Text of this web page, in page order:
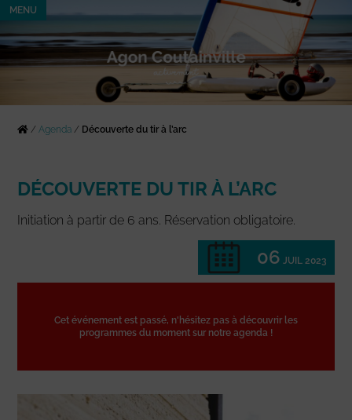
MENU
/Agenda / Découverte du tir à l’arc
DÉCOUVERTE DU TIR À L’ARC
Initiation à partir de 6 ans. Réservation obligatoire.
06 JUIL 2023
Cet événement est passé, n'hésitez pas à découvrir les
programmes du moment sur notre agenda !